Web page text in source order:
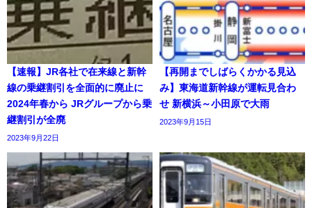
【速報】JR各社で在来線と新幹
線の乗継割引を全面的に廃止に
2024年春から JRグループから乗
継割引が全廃
2023年9月22日
【再開までしばらくかかる見込
み】東海道新幹線が運転見合わ
せ 新横浜～小田原で大雨
2023年9月15日